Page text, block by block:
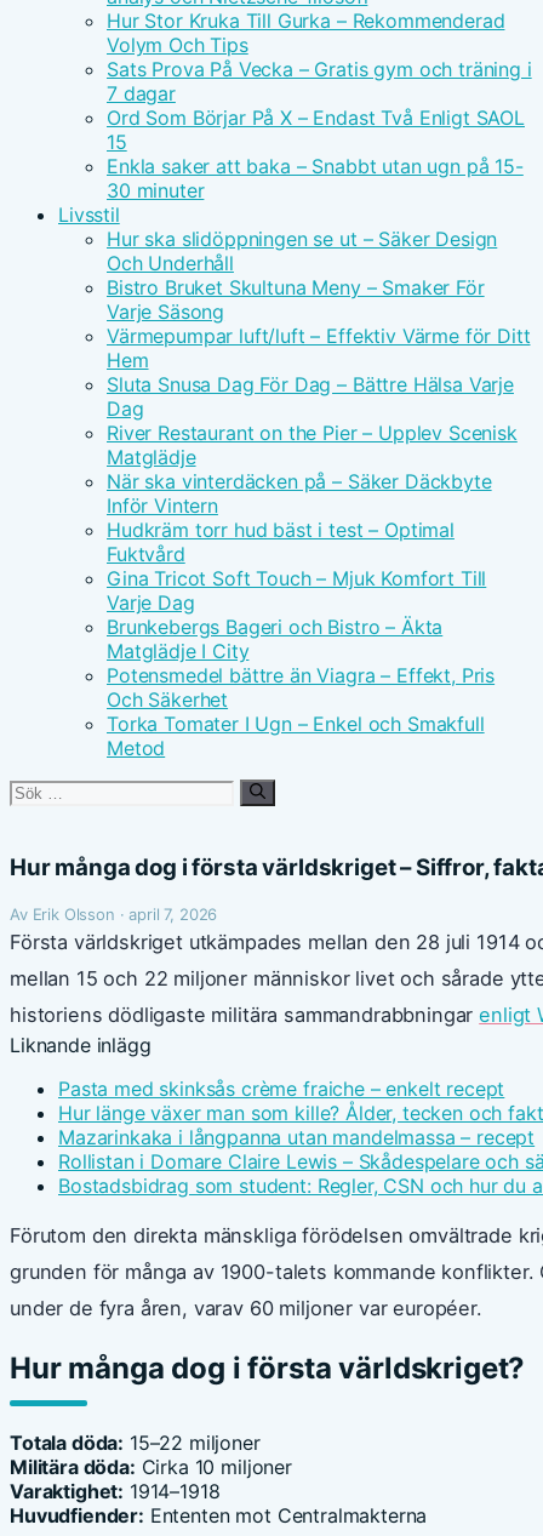
Hur Stor Kruka Till Gurka – Rekommenderad
Volym Och Tips
Sats Prova På Vecka – Gratis gym och träning i
7 dagar
Ord Som Börjar På X – Endast Två Enligt SAOL
15
Enkla saker att baka – Snabbt utan ugn på 15-
30 minuter
Livsstil
Hur ska slidöppningen se ut – Säker Design
Och Underhåll
Bistro Bruket Skultuna Meny – Smaker För
Varje Säsong
Värmepumpar luft/luft – Effektiv Värme för Ditt
Hem
Sluta Snusa Dag För Dag – Bättre Hälsa Varje
Dag
River Restaurant on the Pier – Upplev Scenisk
Matglädje
När ska vinterdäcken på – Säker Däckbyte
Inför Vintern
Hudkräm torr hud bäst i test – Optimal
Fuktvård
Gina Tricot Soft Touch – Mjuk Komfort Till
Varje Dag
Brunkebergs Bageri och Bistro – Äkta
Matglädje I City
Potensmedel bättre än Viagra – Effekt, Pris
Och Säkerhet
Torka Tomater I Ugn – Enkel och Smakfull
Metod
Sök
Hur många dog i första världskriget – Siffror,
Av Erik Olsson · april 7, 2026
Första världskriget utkämpades mellan den 28 juli 1914
mellan 15 och 22 miljoner människor livet och sårade
historiens dödligaste militära sammandrabbningarenligt
Liknande inlägg
Pasta med skinksås crème fraiche – enkelt recept
Hur länge växer man som kille? Ålder, tecken och
Mazarinkaka i långpanna utan mandelmassa – recept
Rollistan i Domare Claire Lewis – Skådespelare och
Bostadsbidrag som student: Regler, CSN och hur du
Förutom den direkta mänskliga förödelsen omvältrade
grunden för många av 1900-talets kommande
under de fyra åren, varav 60 miljoner var européer.
Hur många dog i första världskriget?
Totala döda: 15–22 miljoner
Militära döda: Cirka 10 miljoner
Varaktighet: 1914–1918
Huvudfiender: Ententen mot Centralmakterna